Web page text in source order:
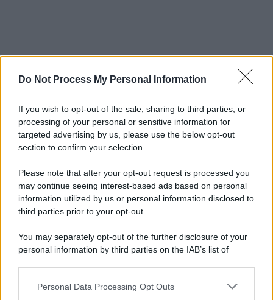
Do Not Process My Personal Information
If you wish to opt-out of the sale, sharing to third parties, or
processing of your personal or sensitive information for
targeted advertising by us, please use the below opt-out
section to confirm your selection.
Please note that after your opt-out request is processed you
may continue seeing interest-based ads based on personal
information utilized by us or personal information disclosed to
third parties prior to your opt-out.
You may separately opt-out of the further disclosure of your
personal information by third parties on the IAB’s list of
This information may also be disclosed by us to third parties
Personal Data Processing Opt Outs